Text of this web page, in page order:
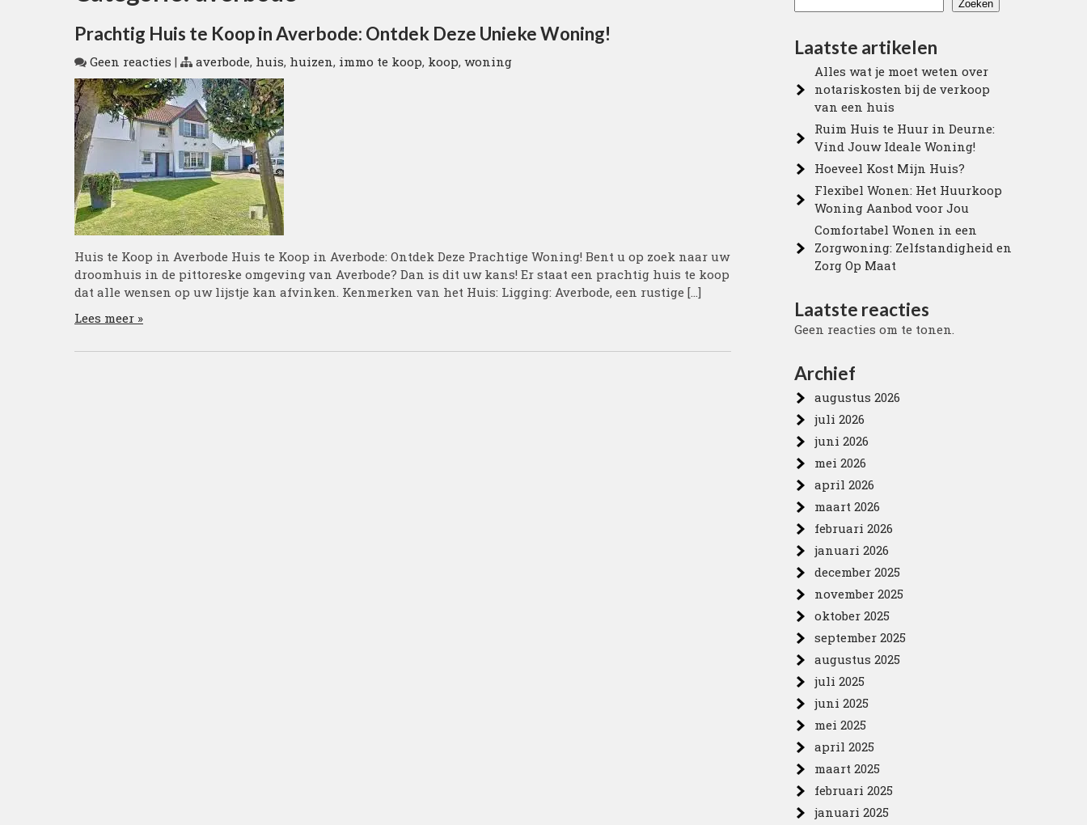
Prachtig Huis te Koop in Averbode: Ontdek Deze Unieke Woning!
Geen reacties | averbode, huis, huizen, immo te koop, koop, woning
Huis te Koop in Averbode Huis te Koop in Averbode: Ontdek Deze Prachtige Woning! Bent u op zoek naar uw
droomhuis in de pittoreske omgeving van Averbode? Dan is dit uw kans! Er staat een prachtig huis te koop
dat alle wensen op uw lijstje kan afvinken. Kenmerken van het Huis: Ligging: Averbode, een rustige […]
Lees meer »
Zoeken
Laatste artikelen
Alles wat je moet weten over
notariskosten bij de verkoop
van een huis
Ruim Huis te Huur in Deurne:
Vind Jouw Ideale Woning!
Hoeveel Kost Mijn Huis?
Flexibel Wonen: Het Huurkoop
Woning Aanbod voor Jou
Comfortabel Wonen in een
Zorgwoning: Zelfstandigheid en
Zorg Op Maat
Laatste reacties
Geen reacties om te tonen.
Archief
augustus 2026
juli 2026
juni 2026
mei 2026
april 2026
maart 2026
februari 2026
januari 2026
december 2025
november 2025
oktober 2025
september 2025
augustus 2025
juli 2025
juni 2025
mei 2025
april 2025
maart 2025
februari 2025
januari 2025